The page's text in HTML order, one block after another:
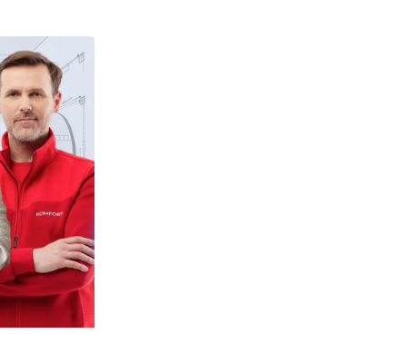
zdjęcia